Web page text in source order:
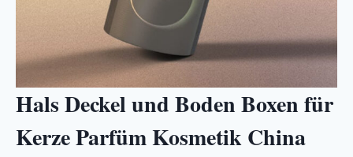
Hals Deckel und Boden Boxen für
Kerze Parfüm Kosmetik China